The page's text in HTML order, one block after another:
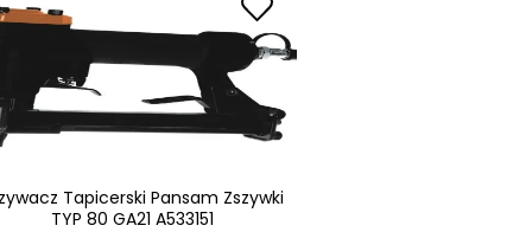
Tapicerski Pansam Zszywki
TYP 80 GA21 A533151